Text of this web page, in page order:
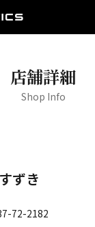
店舗詳細
Shop Info
ずき
72-2182